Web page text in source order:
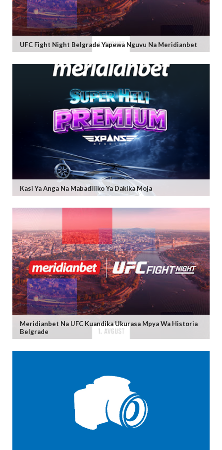
UFC Fight Night Belgrade Yapewa Nguvu Na Meridianbet
Kasi Ya Anga Na Mabadiliko Ya Dakika Moja
Meridianbet Na UFC Kuandika Ukurasa Mpya Wa Historia
Belgrade